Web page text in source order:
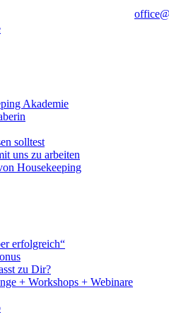
Akademie
solltest
uns zu arbeiten
Housekeeping
erfolgreich“
zu Dir?
+ Workshops + Webinare